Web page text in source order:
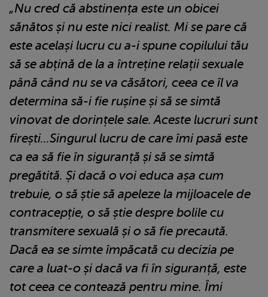
„Nu cred că abstinența este un obicei
sănătos și nu este nici realist. Mi se pare că
este același lucru cu a-i spune copilului tău
să se abțină de la a întreține relații sexuale
până când nu se va căsători, ceea ce îl va
determina să-i fie rușine și să se simtă
vinovat de dorințele sale. Aceste lucruri sunt
firești...Singurul lucru de care îmi pasă este
ca ea să fie în siguranță și să se simtă
pregătită. Și dacă o voi educa așa cum
trebuie, o să știe să apeleze la mijloacele de
contracepție, o să știe despre bolile cu
transmitere sexuală și o să fie precaută.
Dacă ea se simte împăcată cu decizia pe
care a luat-o și dacă va fi în siguranță, este
tot ceea ce contează pentru mine. Îmi